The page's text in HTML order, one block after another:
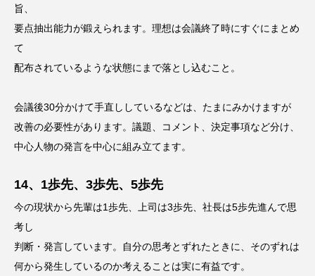
旨、
要点抽出能力が鍛えられます。理想は会議終了時にすぐにまとめ
て
配布されているような状態にまで落とし込むこと。
会議後30分かけて手直ししているなどは、たまにみかけますが
改善の必要性があります。議題、コメント、決定事項など分け、
中心人物の発言を中心に組み立てます。
14、1歩先、3歩先、5歩先
今の現状から先輩は1歩先、上司は3歩先、社長は5歩先進んで思
考し
判断・発言しています。自分の思考とずれたときに、そのずれは
何から発生しているのか考えることは実に有益です。